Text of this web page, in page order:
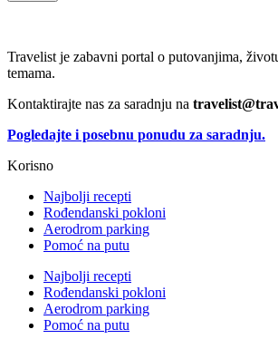
Travelist je zabavni portal o putovanjima,
temama.
Kontaktirajte nas za saradnju na
Pogledajte i posebnu ponudu za saradnju.
Korisno
Najbolji recepti
Rođendanski pokloni
Aerodrom parking
Pomoć na putu
Najbolji recepti
Rođendanski pokloni
Aerodrom parking
Pomoć na putu